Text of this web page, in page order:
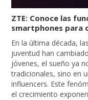
ZTE: Conoce las
smartphones para
En la última década,
juventud han
jóvenes, el sueño ya
tradicionales, sino en
influencers. Este
el crecimiento